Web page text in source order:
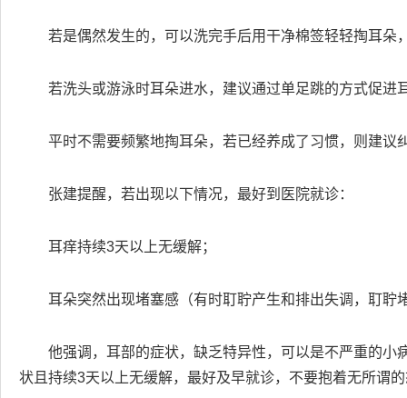
若是偶然发生的，可以洗完手后用干净棉签轻轻掏耳朵
若洗头或游泳时耳朵进水，建议通过单足跳的方式促进
平时不需要频繁地掏耳朵，若已经养成了习惯，则建议
张建提醒，若出现以下情况，最好到医院就诊：
耳痒持续3天以上无缓解；
耳朵突然出现堵塞感（有时耵聍产生和排出失调，耵聍
他强调，耳部的症状，缺乏特异性，可以是不严重的
状且持续3天以上无缓解，最好及早就诊，不要抱着无所谓